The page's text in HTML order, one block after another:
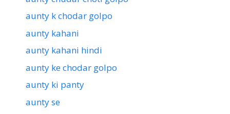
aunty k chodar golpo
aunty kahani
aunty kahani hindi
aunty ke chodar golpo
aunty ki panty
aunty se